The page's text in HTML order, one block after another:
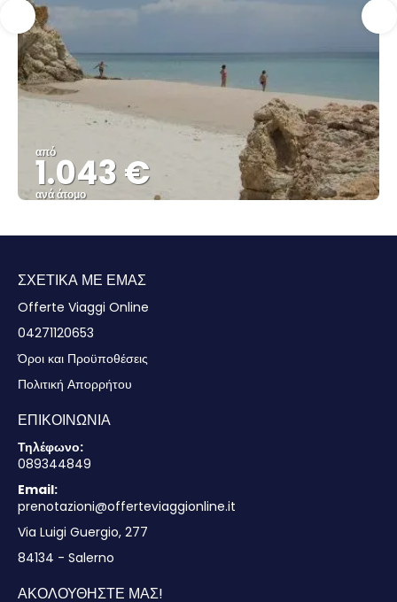
από
1.043 €
ανά άτομο
ΣΧΕΤΙΚΆ ΜΕ ΕΜΆΣ
Offerte Viaggi Online
04271120653
Όροι και Προϋποθέσεις
Πολιτική Απορρήτου
ΕΠΙΚΟΙΝΩΝΊΑ
Τηλέφωνο:
089344849
Email:
prenotazioni@offerteviaggionline.it
Via Luigi Guergio, 277
84134 - Salerno
ΑΚΟΛΟΥΘΉΣΤΕ ΜΑΣ!